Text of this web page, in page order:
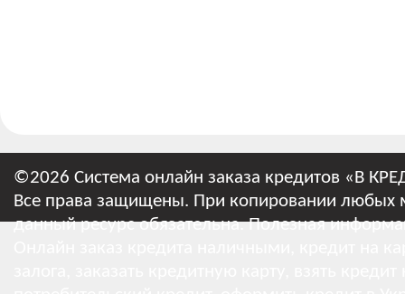
©2026 Система онлайн заказа кредитов «В
Все права защищены. При копировании любых
данный ресурс обязательна.Полезная